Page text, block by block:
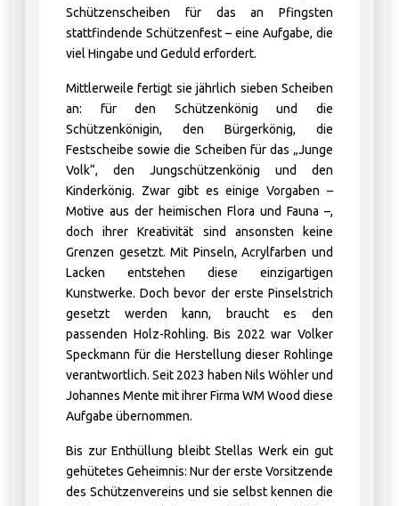
Schützenscheiben für das an Pfingsten
stattfindende Schützenfest – eine Aufgabe, die
viel Hingabe und Geduld erfordert.
Mittlerweile fertigt sie jährlich sieben Scheiben
an: für den Schützenkönig und die
Schützenkönigin, den Bürgerkönig, die
Festscheibe sowie die Scheiben für das „Junge
Volk“, den Jungschützenkönig und den
Kinderkönig. Zwar gibt es einige Vorgaben –
Motive aus der heimischen Flora und Fauna –,
doch ihrer Kreativität sind ansonsten keine
Grenzen gesetzt. Mit Pinseln, Acrylfarben und
Lacken entstehen diese einzigartigen
Kunstwerke. Doch bevor der erste Pinselstrich
gesetzt werden kann, braucht es den
passenden Holz-Rohling. Bis 2022 war Volker
Speckmann für die Herstellung dieser Rohlinge
verantwortlich. Seit 2023 haben Nils Wöhler und
Johannes Mente mit ihrer Firma WM Wood diese
Aufgabe übernommen.
Bis zur Enthüllung bleibt Stellas Werk ein gut
gehütetes Geheimnis: Nur der erste Vorsitzende
des Schützenvereins und sie selbst kennen die